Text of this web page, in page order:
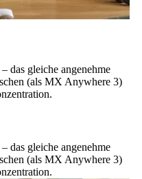
das gleiche angenehme
(als MX Anywhere 3)
das gleiche angenehme
(als MX Anywhere 3)